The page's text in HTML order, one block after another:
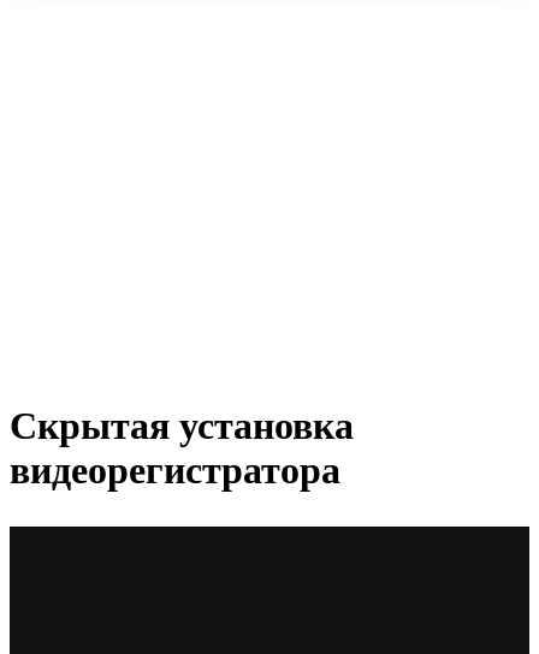
Скрытая установка
видеорегистратора